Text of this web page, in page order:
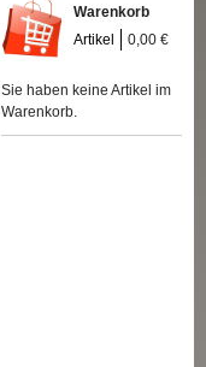
Warenkorb
Artikel
0,00 €
Sie haben keine Artikel im
Warenkorb.